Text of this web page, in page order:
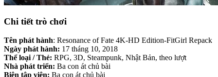
Chi tiết trò chơi
Tên phát hành: Resonance of Fate 4K-HD Edition-FitGirl Repack
Ngày phát hành: 17 tháng 10, 2018
Thể loại / Thẻ: RPG, 3D, Steampunk, Nhật Bản, theo lượt
Nhà phát triển: Ba con át chủ bài
Biên tập viên: Ba con át chủ bài